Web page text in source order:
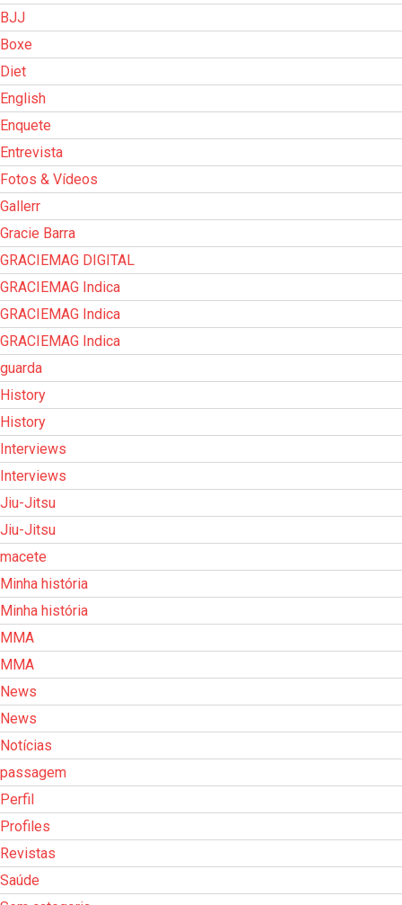
BJJ
Boxe
Diet
English
Enquete
Entrevista
Fotos & Vídeos
Gallerr
Gracie Barra
GRACIEMAG DIGITAL
GRACIEMAG Indica
GRACIEMAG Indica
GRACIEMAG Indica
guarda
History
History
Interviews
Interviews
Jiu-Jitsu
Jiu-Jitsu
macete
Minha história
Minha história
MMA
MMA
News
News
Notícias
passagem
Perfil
Profiles
Revistas
Saúde